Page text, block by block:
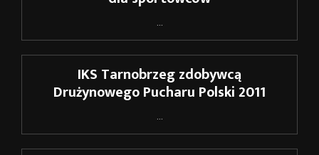
IKS Tarnobrzeg zdobywcą
Drużynowego Pucharu Polski 2011